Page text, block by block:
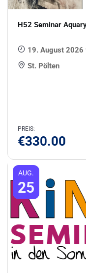
H52 Seminar
19. August
St. Pölten
PREIS:
€330.00
AUG.
25